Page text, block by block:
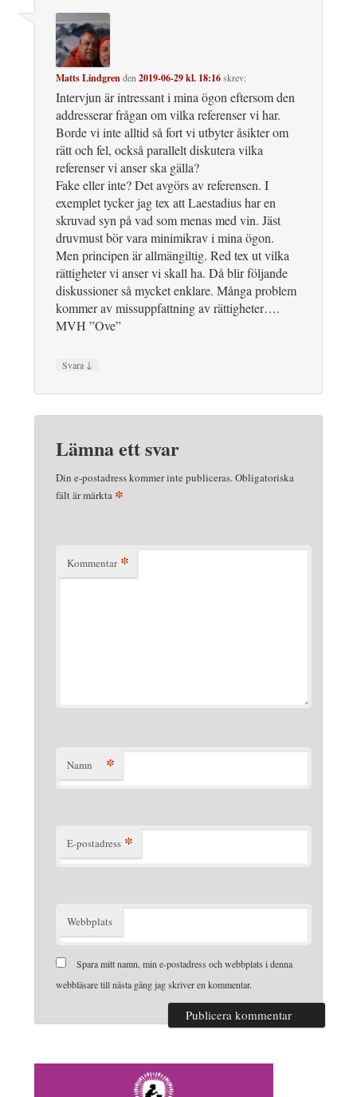
Matts Lindgrenden 2019-06-29 kl. 18:16skrev:
Intervjun är intressant i mina ögon eftersom den
addresserar frågan om vilka referenser vi har.
Borde vi inte alltid så fort vi utbyter åsikter om
rätt och fel, också parallelt diskutera vilka
referenser vi anser ska gälla?
Fake eller inte? Det avgörs av referensen. I
exemplet tycker jag tex att Laestadius har en
skruvad syn på vad som menas med vin. Jäst
druvmust bör vara minimikrav i mina ögon.
Men principen är allmängiltig. Red tex ut vilka
rättigheter vi anser vi skall ha. Då blir följande
diskussioner så mycket enklare. Många problem
kommer av missuppfattning av rättigheter….
MVH ”Ove”
Svara ↓
Lämna ett svar
Din e-postadress kommer inte publiceras.Obligatoriska
fält är märkta *
Kommentar *
Namn *
E-postadress *
Webbplats
Spara mitt namn, min e-postadress och webbplats i denna
webbläsare till nästa gång jag skriver en kommentar.